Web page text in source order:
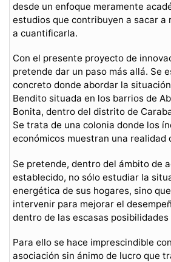
desde un enfoque meramente
estudios que contribuyen a sacar a
a cuantificarla.
Con el presente proyecto de
pretende dar un paso más allá. Se
concreto donde abordar la
Bendito situada en los barrios de
Bonita, dentro del distrito de
Se trata de una colonia donde los
económicos muestran una realidad
Se pretende, dentro del ámbito de
establecido, no sólo estudiar la
energética de sus hogares, sino
intervenir para mejorar el
dentro de las escasas posibilidades
Para ello se hace imprescindible
asociación sin ánimo de lucro que